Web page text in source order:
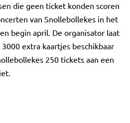
die geen ticket konden scoren
van Snollebollekes in het
begin april. De organisator laat
extra kaartjes beschikbaar
250 tickets aan een